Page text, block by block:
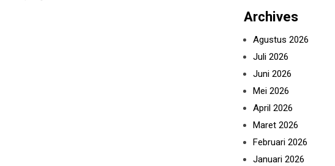
Archives
Agustus 2026
Juli 2026
Juni 2026
Mei 2026
April 2026
Maret 2026
Februari 2026
Januari 2026